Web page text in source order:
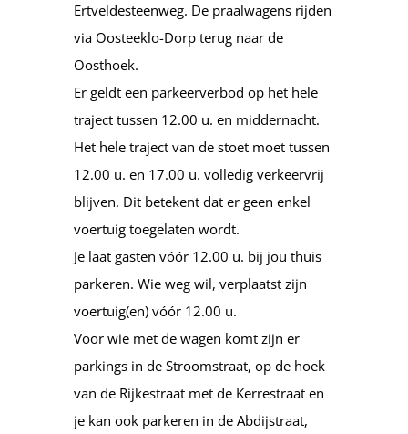
Ertveldesteenweg. De praalwagens rijden
via Oosteeklo-Dorp terug naar de
Oosthoek.
Er geldt een parkeerverbod op het hele
traject tussen 12.00 u. en middernacht.
Het hele traject van de stoet moet tussen
12.00 u. en 17.00 u. volledig verkeervrij
blijven. Dit betekent dat er geen enkel
voertuig toegelaten wordt.
Je laat gasten vóór 12.00 u. bij jou thuis
parkeren. Wie weg wil, verplaatst zijn
voertuig(en) vóór 12.00 u.
Voor wie met de wagen komt zijn er
parkings in de Stroomstraat, op de hoek
van de Rijkestraat met de Kerrestraat en
je kan ook parkeren in de Abdijstraat,